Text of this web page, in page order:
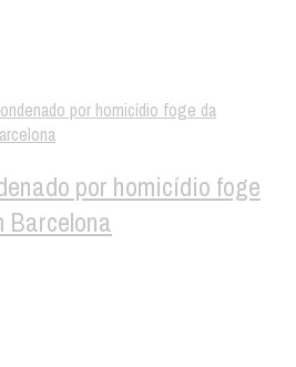
por homicídio foge
Barcelona